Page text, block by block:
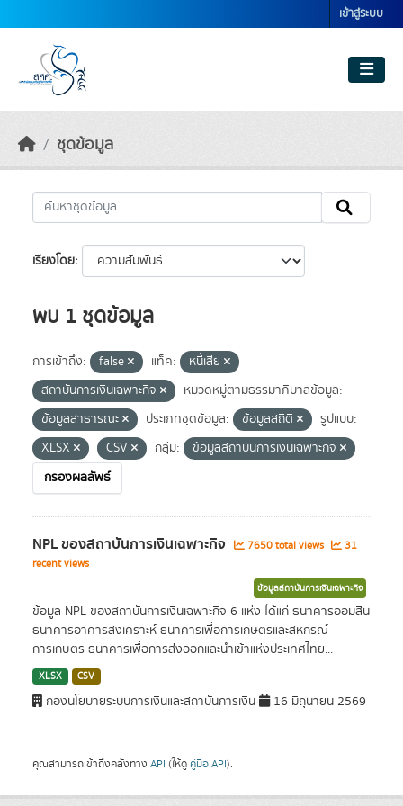
เข้าสู่ระบบ
ชุดข้อมูล
เรียงโดย
พบ 1 ชุดข้อมูล
การเข้าถึง: false แท็ค:
หนี้เสีย
สถาบันการเงินเฉพาะกิจ
หมวดหมู่ตามธรรมาภิบาลข้อมูล:
ข้อมูลสาธารณะ
ประเภทชุดข้อมูล: ข้อมูลสถิติ
รูปแบบ:
XLSX
CSV กลุ่ม:
ข้อมูลสถาบันการเงินเฉพาะกิจ
กรองผลลัพธ์
NPL ของสถาบันการเงินเฉพาะกิจ 7650 total views
31
recent views
ข้อมูลสถาบันการเงินเฉพาะกิจ
ข้อมูล NPL ของสถาบันการเงินเฉพาะกิจ 6 แห่ง ได้แก่ ธนาคารออมสิน
ธนาคารอาคารสงเคราะห์ ธนาคารเพื่อการเกษตรและสหกรณ์
การเกษตร ธนาคารเพื่อการส่งออกและนำเข้าแห่งประเทศไทย...
XLSX CSV
กองนโยบายระบบการเงินและสถาบันการเงิน 16 มิถุนายน 2569
คุณสามารถเข้าถึงคลังทาง API (ให้ดู คู่มือ API).